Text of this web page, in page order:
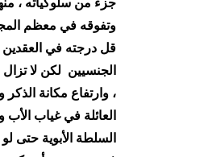
جزء من سلوكياته ،
وتفوقه في معظم
قل درجته في العقدين
الجنسيين لكن لا
، وارتفاع مكانة
العائلة في غياب
السلطة الأبوية حتى